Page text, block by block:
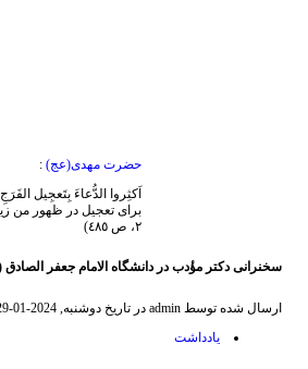
حضرت مهدی(عج) :
اَكثِروا الدُّعاءَ بِتَعجِیل
برای تعجیل در ظهور من
٢، ص ٤٨٥)
سخنرانی دکتر مؤٔدب در دانشگاه الامام جعفر
ارسال شده توسط admin در تاریخ دوشنبه, 2024-01-29 07:16
يادداشت